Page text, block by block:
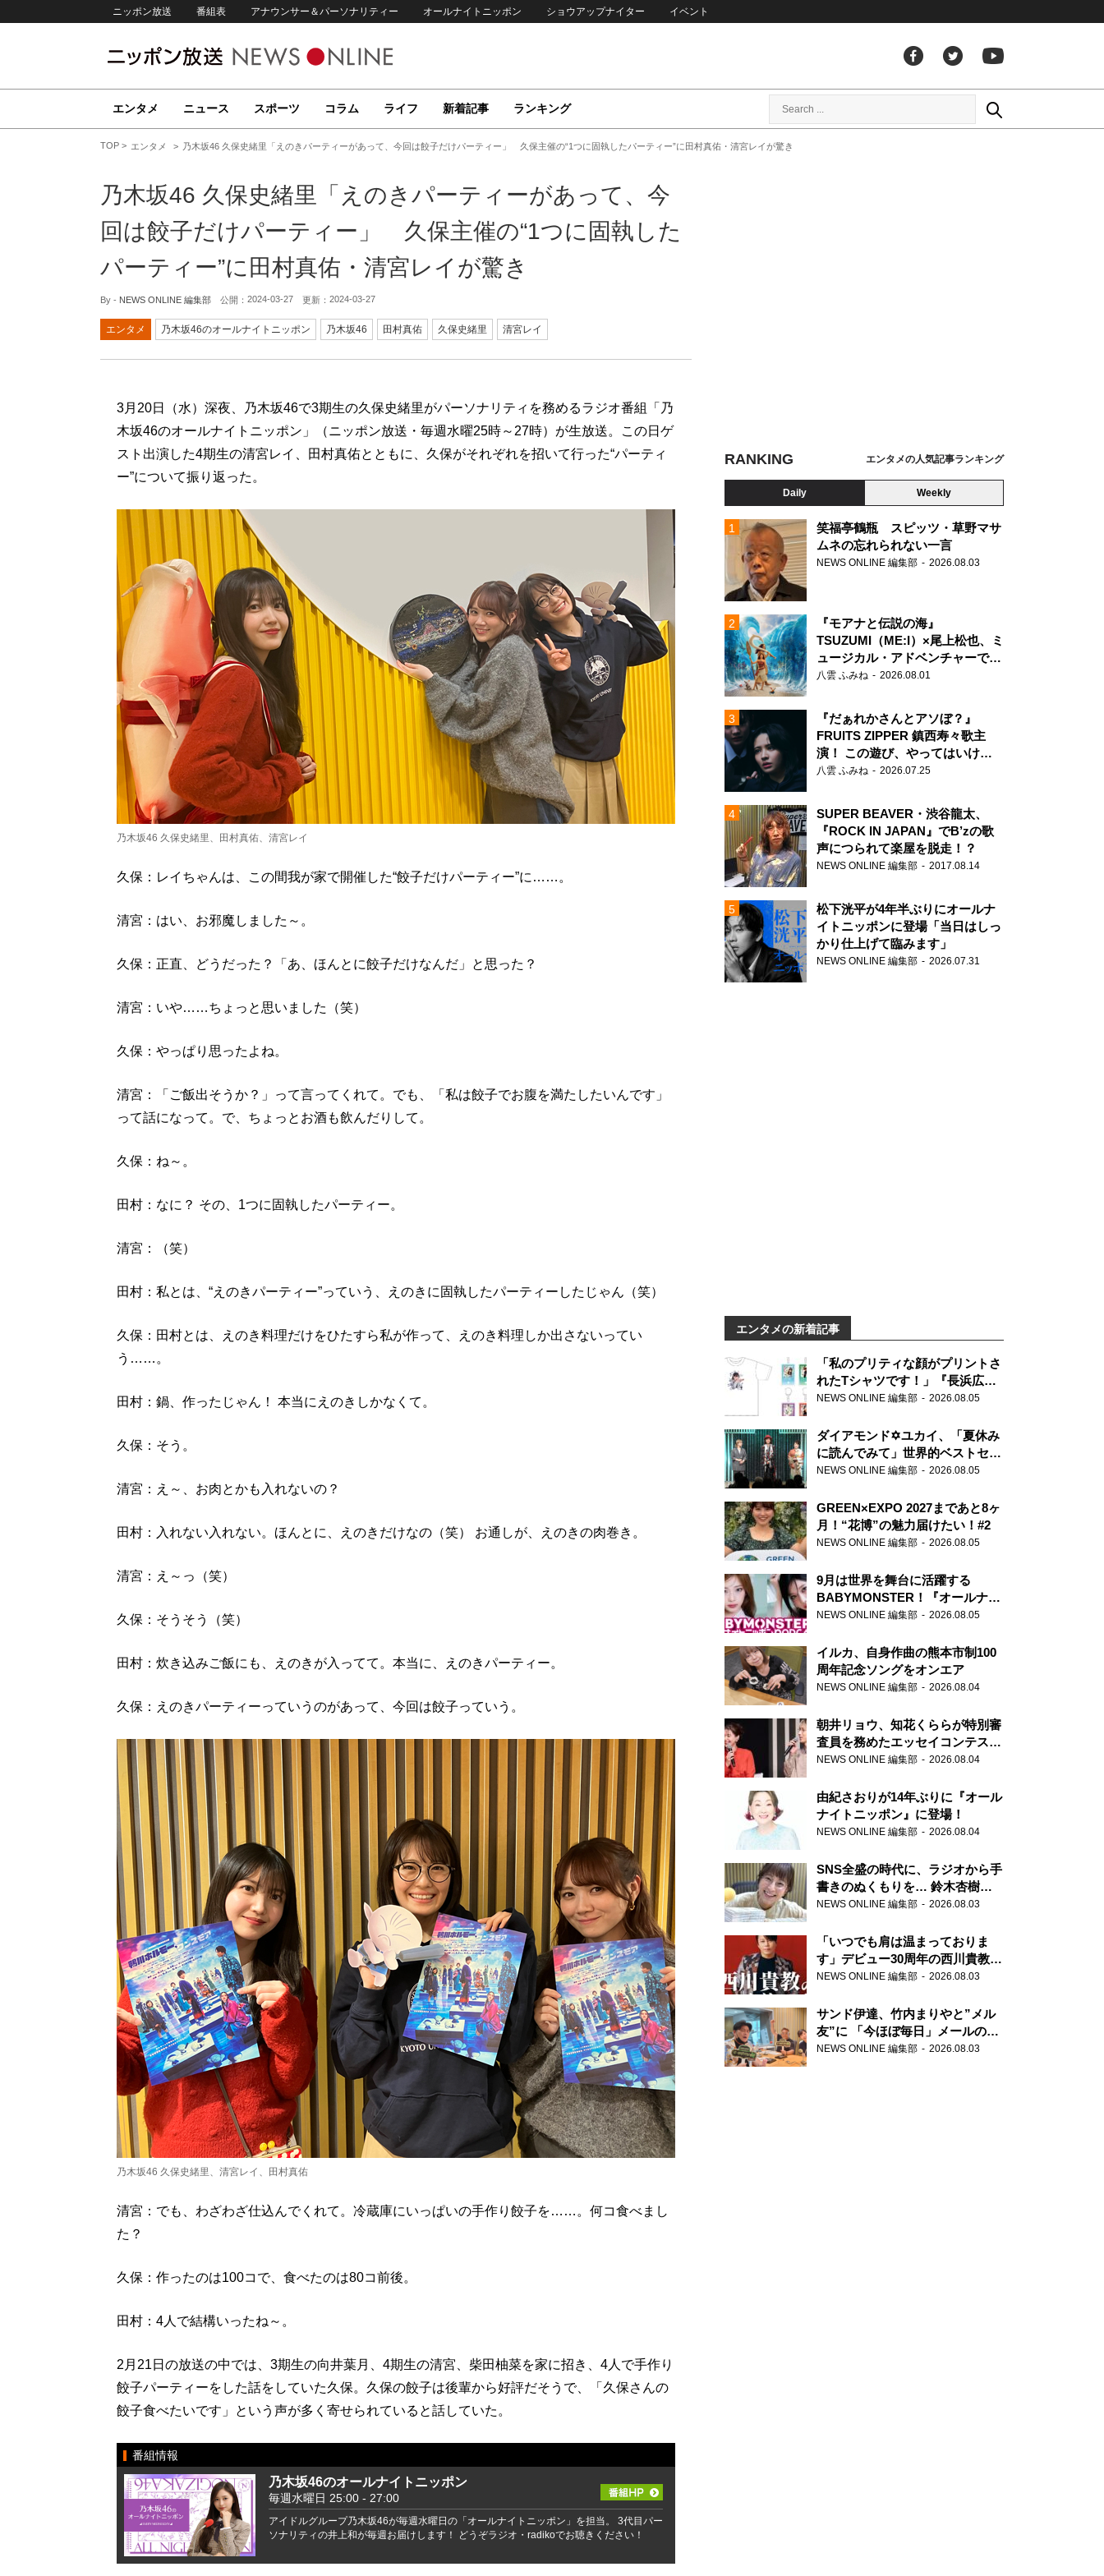
ニッポン放送 番組表 アナウンサー＆パーソナリティー オールナイトニッポン ショウアップナイター イベント
エンタメ ニュース スポーツ コラム ライフ 新着記事 ランキング
TOP エンタメ 乃木坂46 久保史緒里「えのきパーティーがあって、今回は餃子だけパーティー」 久保主催の“1つに固執したパーティー”に田村真佑・清宮レイが驚き
乃木坂46 久保史緒里「えのきパーティーがあって、今
回は餃子だけパーティー」 久保主催の“1つに固執した
パーティー”に田村真佑・清宮レイが驚き
By - NEWS ONLINE 編集部 公開： 2024-03-27 更新： 2024-03-27
エンタメ 乃木坂46のオールナイトニッポン 乃木坂46 田村真佑 久保史緒里 清宮レイ
3月20日（水）深夜、乃木坂46で3期生の久保史緒里がパーソナリティを務めるラジオ番組「乃
木坂46のオールナイトニッポン」（ニッポン放送・毎週水曜25時～27時）が生放送。この日ゲ
スト出演した4期生の清宮レイ、田村真佑とともに、久保がそれぞれを招いて行った“パーティ
ー”について振り返った。
乃木坂46 久保史緒里、田村真佑、清宮レイ
久保：レイちゃんは、この間我が家で開催した“餃子だけパーティー”に……。
清宮：はい、お邪魔しました～。
久保：正直、どうだった？「あ、ほんとに餃子だけなんだ」と思った？
清宮：いや……ちょっと思いました（笑）
久保：やっぱり思ったよね。
清宮：「ご飯出そうか？」って言ってくれて。でも、「私は餃子でお腹を満たしたいんです」
って話になって。で、ちょっとお酒も飲んだりして。
久保：ね～。
田村：なに？ その、1つに固執したパーティー。
清宮：（笑）
田村：私とは、“えのきパーティー”っていう、えのきに固執したパーティーしたじゃん（笑）
久保：田村とは、えのき料理だけをひたすら私が作って、えのき料理しか出さないってい
う……。
田村：鍋、作ったじゃん！ 本当にえのきしかなくて。
久保：そう。
清宮：え～、お肉とかも入れないの？
田村：入れない入れない。ほんとに、えのきだけなの（笑） お通しが、えのきの肉巻き。
清宮：え～っ（笑）
久保：そうそう（笑）
田村：炊き込みご飯にも、えのきが入ってて。本当に、えのきパーティー。
久保：えのきパーティーっていうのがあって、今回は餃子っていう。
乃木坂46 久保史緒里、清宮レイ、田村真佑
清宮：でも、わざわざ仕込んでくれて。冷蔵庫にいっぱいの手作り餃子を……。何コ食べまし
た？
久保：作ったのは100コで、食べたのは80コ前後。
田村：4人で結構いったね～。
2月21日の放送の中では、3期生の向井葉月、4期生の清宮、柴田柚菜を家に招き、4人で手作り
餃子パーティーをした話をしていた久保。久保の餃子は後輩から好評だそうで、「久保さんの
餃子食べたいです」という声が多く寄せられていると話していた。
番組情報
乃木坂46のオールナイトニッポン
毎週水曜日 25:00 - 27:00
アイドルグループ乃木坂46が毎週水曜日の「オールナイトニッポン」を担当。 3代目パー
ソナリティの井上和が毎週お届けします！ どうぞラジオ・radikoでお聴きください！
RANKING エンタメの人気記事ランキング
Daily Weekly
笑福亭鶴瓶 スピッツ・草野マサ
ムネの忘れられない一言
NEWS ONLINE 編集部 2026.08.03
『モアナと伝説の海』
TSUZUMI（ME:I）×尾上松也、ミ
ュージカル・アドベンチャーで美
声を響かせる
八雲 ふみね 2026.08.01
『だぁれかさんとアソぼ？』
FRUITS ZIPPER 鎮西寿々歌主
演！ この遊び、やってはいけま
せん。
八雲 ふみね 2026.07.25
SUPER BEAVER・渋谷龍太、
『ROCK IN JAPAN』でB’zの歌
声につられて楽屋を脱走！？
NEWS ONLINE 編集部 2017.08.14
松下洸平が4年半ぶりにオールナ
イトニッポンに登場「当日はしっ
かり仕上げて臨みます」
NEWS ONLINE 編集部 2026.07.31
エンタメの新着記事
「私のプリティな顔がプリントさ
れたTシャツです！」『長浜広奈
天下無双』初の番組グッズ発売
NEWS ONLINE 編集部 2026.08.05
ダイアモンド✡ユカイ、「夏休み
に読んでみて」世界的ベストセラ
ー『アナスタシア』を紹介
NEWS ONLINE 編集部 2026.08.05
GREEN×EXPO 2027まであと8ヶ
月！“花博”の魅力届けたい！#2
NEWS ONLINE 編集部 2026.08.05
9月は世界を舞台に活躍する
BABYMONSTER！『オールナイ
トニッポンPODCAST』月替わり
NEWS ONLINE 編集部 2026.08.05
イルカ、自身作曲の熊本市制100
周年記念ソングをオンエア
NEWS ONLINE 編集部 2026.08.04
朝井リョウ、知花くららが特別審
査員を務めたエッセイコンテスト
の特別番組「#いまあなたに伝え
NEWS ONLINE 編集部 2026.08.04
由紀さおりが14年ぶりに『オール
ナイトニッポン』に登場！
NEWS ONLINE 編集部 2026.08.04
SNS全盛の時代に、ラジオから手
書きのぬくもりを… 鈴木杏樹の
直筆はがきが届く！
郵便局
NEWS ONLINE 編集部 2026.08.03
「いつでも肩は温まっておりま
す」デビュー30周年の西川貴教が
『オールナイトニッポン』に登
NEWS ONLINE 編集部 2026.08.03
サンド伊達、竹内まりやと”メル
友”に 「今ほぼ毎日」メールのや
り取り明かす
NEWS ONLINE 編集部 2026.08.03